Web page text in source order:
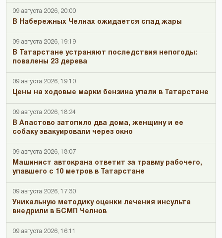
09 августа 2026, 20:00
В Набережных Челнах ожидается спад жары
09 августа 2026, 19:19
В Татарстане устраняют последствия непогоды:
повалены 23 дерева
09 августа 2026, 19:10
Цены на ходовые марки бензина упали в Татарстане
09 августа 2026, 18:24
В Апастово затопило два дома, женщину и ее
собаку эвакуировали через окно
09 августа 2026, 18:07
Машинист автокрана ответит за травму рабочего,
упавшего с 10 метров в Татарстане
09 августа 2026, 17:30
Уникальную методику оценки лечения инсульта
внедрили в БСМП Челнов
09 августа 2026, 16:11